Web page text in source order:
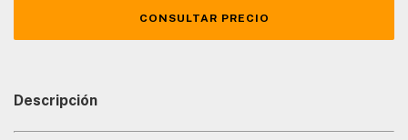
Descripción